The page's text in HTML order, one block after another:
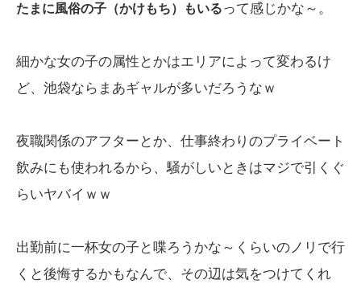
たまに風俗の子（かけもち）もいるって感じかな～。
細かな女の子の属性とかはエリアによって変わるけ
ど、池袋ならまあギャルが多いだろうなｗ
夜職関係のアフターとか、仕事終わりのプライベート
飲みにも使われるから、騒がしいときはマジで引くぐ
らいヤバイｗｗ
出勤前に一杯女の子と喋ろうかな～くらいのノリで行
くと後悔するかもなんで、その辺は気をつけてくれ